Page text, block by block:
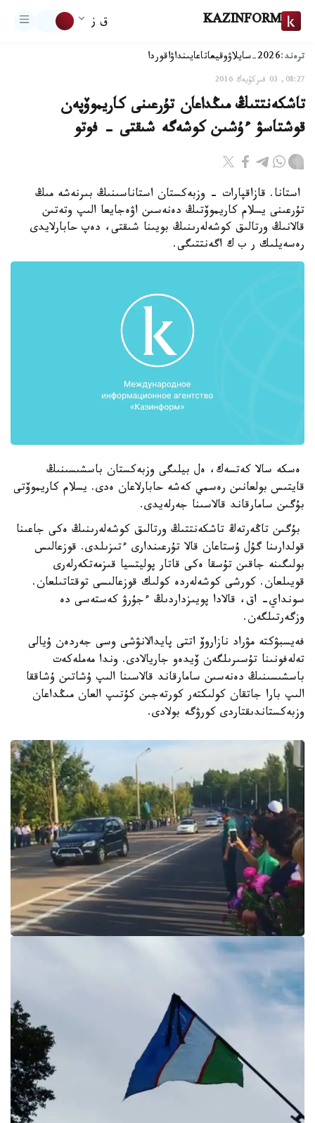
KAZINFORM ق ز
ترەند:2026-سايلاۋ وقيعاتاعايىنداۋاقوردا
08:27, 03 قىركۇيەك 2016
تاشكەنتتىڭ مىڭداعان تۇرعىنى كاريموۆپەن
قوشتاسۋ ءۇشىن كوشەگە شىقتى - فوتو
استانا. قازاقپارات - وزبەكستان استاناسىنىڭ بىرنەشە مىڭ
تۇرعىنى يسلام كاريموۆتىڭ دەنەسىن اۋەجايعا الىپ وتەتىن
قالانىڭ ورتالىق كوشەلەرىنىڭ بويىنا شىقتى، دەپ حابارلايدى
رەسەيلىك ر ب ك اگەنتتىگى.
ەسكە سالا كەتسەك، ەل بيلىگى وزبەكستان باسشىسىنىڭ
قايتىس بولعانىن رەسمي كەشە حابارلاعان ەدى. يسلام كاريموۆتى
بۇگىن سامارقاند قالاسىنا جەرلەيدى.
بۇگىن تاڭەرتەڭ تاشكەنتتىڭ ورتالىق كوشەلەرىنىڭ ەكى جاعىنا
قولدارىنا گۇل ۇستاعان قالا تۇرعىندارى ءتىزىلدى. قوزعالىس
بولىگىنە جاقىن تۇسقا ەكى قاتار پوليتسيا قىزمەتكەرلەرى
قويىلعان. كورشى كوشەلەردە كولىك قوزعالىسى توقتاتىلعان.
سونداي- اق، قالادا پويىزداردىڭ ءجۇرۋ كەستەسى دە
وزگەرتىلگەن.
فەيسبۋكتە مۋراد نازاروۆ اتتى پايدالانۋشى وسى جەردەن ۇيالى
تەلەفونىنا تۇسىرىلگەن ۆيدەو جاريالادى. وندا مەملەكەت
باسشىسىنىڭ دەنەسىن سامارقاند قالاسىنا الىپ ۇشاتىن ۇشاققا
الىپ بارا جاتقان كولىكتەر كورتەجىن كۇتىپ العان مىڭداعان
وزبەكستاندىقتاردى كورۋگە بولادى.